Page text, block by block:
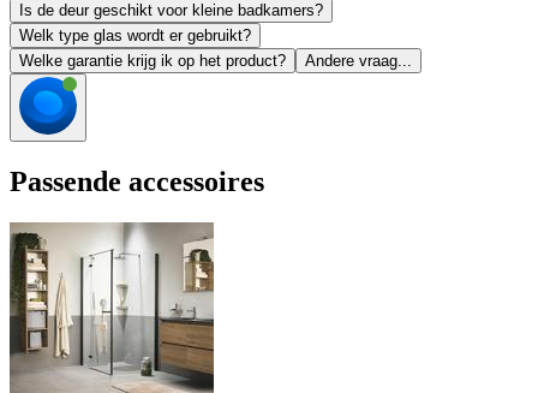
Is de deur geschikt voor kleine badkamers?
Welk type glas wordt er gebruikt?
Welke garantie krijg ik op het product?
Andere vraag...
Passende accessoires